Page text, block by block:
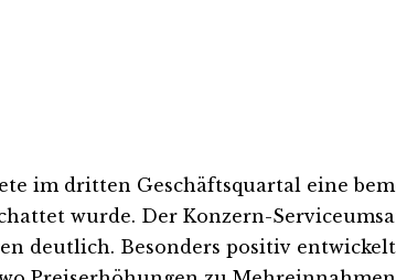
im dritten Geschäftsquartal eine
wurde. Der Konzern-
deutlich. Besonders positiv